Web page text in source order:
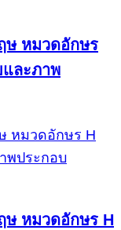
ษ หมวดอักษร
ละภาพ
ษ หมวดอักษร H